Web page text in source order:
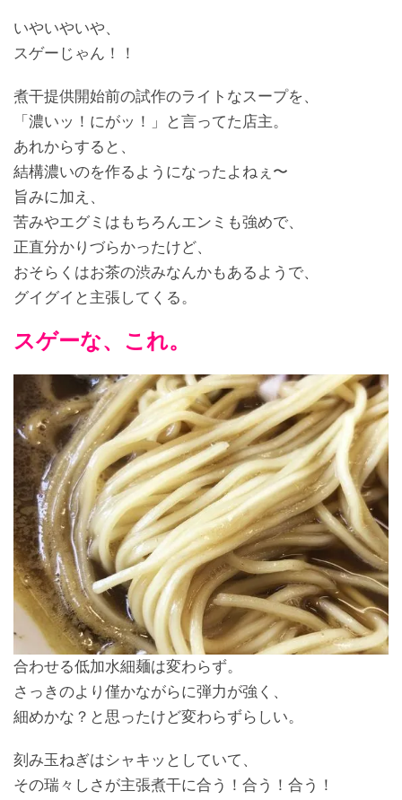
いやいやいや、
スゲーじゃん！！
煮干提供開始前の試作のライトなスープを、
「濃いッ！にがッ！」と言ってた店主。
あれからすると、
結構濃いのを作るようになったよねぇ〜
旨みに加え、
苦みやエグミはもちろんエンミも強めで、
正直分かりづらかったけど、
おそらくはお茶の渋みなんかもあるようで、
グイグイと主張してくる。
スゲーな、これ。
合わせる低加水細麺は変わらず。
さっきのより僅かながらに弾力が強く、
細めかな？と思ったけど変わらずらしい。
刻み玉ねぎはシャキッとしていて、
その瑞々しさが主張煮干に合う！合う！合う！